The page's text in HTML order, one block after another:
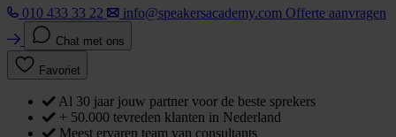
010 433 33 22
info@speakersacademy.com Offerte aanvragen
Chat met ons
Favoriet
Al 30 jaar jouw partner voor de beste sprekers
+ 50.000 tevreden klanten in Nederland
Meest ervaren team van consultants